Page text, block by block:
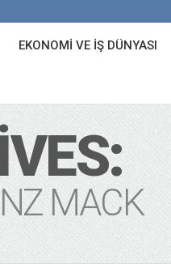
EKONOMI VE İŞ DÜNYASI
MACK